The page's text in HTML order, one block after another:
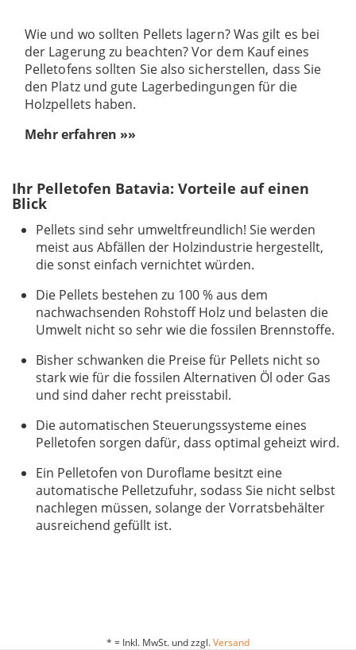
Wie und wo sollten Pellets lagern? Was gilt es bei
der Lagerung zu beachten? Vor dem Kauf eines
Pelletofens sollten Sie also sicherstellen, dass Sie
den Platz und gute Lagerbedingungen für die
Holzpellets haben.
Mehr erfahren »»
Ihr Pelletofen Batavia: Vorteile auf einen
Blick
Pellets sind sehr umweltfreundlich! Sie werden
meist aus Abfällen der Holzindustrie hergestellt,
die sonst einfach vernichtet würden.
Die Pellets bestehen zu 100 % aus dem
nachwachsenden Rohstoff Holz und belasten die
Umwelt nicht so sehr wie die fossilen Brennstoffe.
Bisher schwanken die Preise für Pellets nicht so
stark wie für die fossilen Alternativen Öl oder Gas
und sind daher recht preisstabil.
Die automatischen Steuerungssysteme eines
Pelletofen sorgen dafür, dass optimal geheizt wird.
Ein Pelletofen von Duroflame besitzt eine
automatische Pelletzufuhr, sodass Sie nicht selbst
nachlegen müssen, solange der Vorratsbehälter
ausreichend gefüllt ist.
* = Inkl. MwSt. und zzgl.Versand